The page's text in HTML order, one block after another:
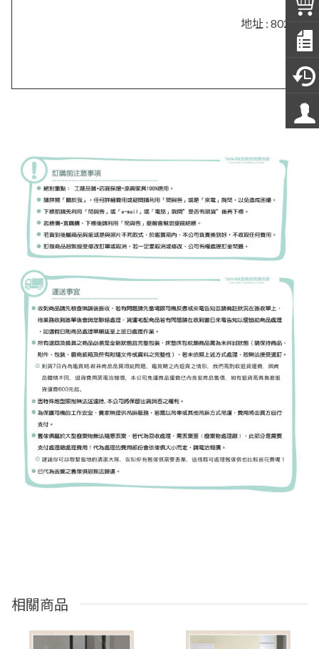
地址 : 802 高雄
電
相關商品